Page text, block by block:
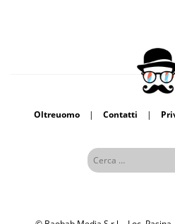
Oltreuomo | Contatti |